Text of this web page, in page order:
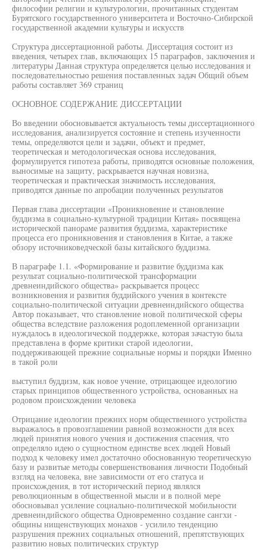
философии религии и культурологии, прочитанных студентам
Бурятского государственного университета и Восточно-Сибирской
государственной академии культуры и искусств
Структура диссертационной работы. Диссертация состоит из
введения, четырех глав, включающих 15 параграфов, заключения и
литературы Данная структура определяется целью исследования и
последовательностью решения поставленных задач Общий объем
работы составляет 369 страниц
ОСНОВНОЕ СОДЕРЖАНИЕ ДИССЕРТАЦИИ
Во введении обосновывается актуальность темы диссертационного
исследования, анализируется состояние и степень изученности
темы, определяются цели и задачи, объект и предмет,
теоретическая и методологическая основа исследования,
формулируется гипотеза работы, приводятся основные положения,
выносимые на защиту, раскрывается научная новизна,
теоретическая и практическая значимость исследования,
приводятся данные по апробации полученных результатов
Первая глава диссертации «Проникновение и становление
буддизма в социально-культурной традиции Китая» посвящена
исторической панораме развития буддизма, характеристике
процесса его проникновения и становления в Китае, а также
обзору источниковедческой базы китайского буддизма.
В параграфе 1.1. «Формирование и развитие буддизма как
результат социально-политической трансформации
древнеиндийского общества» раскрывается процесс
возникновения и развития буддийского учения в контексте
социально-политической ситуации древнеиндийского общества
Автор показывает, что становление новой политической сферы
общества вследствие разложения родоплеменной организации
нуждалось в идеологической поддержке, которая зачастую была
представлена в форме критики старой идеологии,
поддерживающей прежние социальные нормы и порядки Именно
в такой роли
выступил буддизм, как новое учение, отрицающее идеологию
старых принципов общественного устройства, основанных на
родовом происхождении человека
Отрицание идеологии прежних норм общественного устройства
выражалось в провозглашении равной возможности для всех
людей принятия нового учения и достижения спасения, что
определяло идею о сущностном единстве всех людей Новый
подход к человеку имел достаточно обоснованную теоретическую
базу и развитые методы совершенствования личности Подобный
взгляд на человека, вне зависимости от его статуса и
происхождения, в тот исторический период являлся
революционным в общественной мысли и в полной мере
обосновывал усиление социально-политической мобильности
древнеиндийского общества Одновременно создание сангхи -
общины нищенствующих монахов - усилило тенденцию
разрушения прежних социальных отношений, препятствующих
развитию новых политических структур